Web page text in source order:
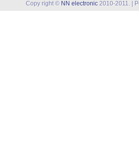
Copy right © NN electronic 2010-2011. |